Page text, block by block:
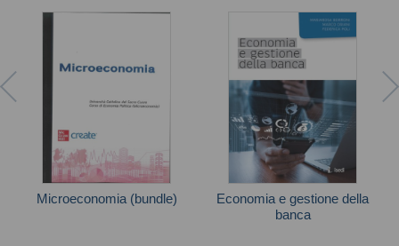
Microeconomia (bundle)
Economia e gestione della
banca